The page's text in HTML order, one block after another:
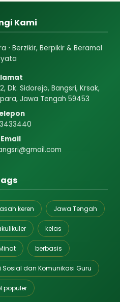
Kami
⋅ Berzikir, Berpikir & Beramal
Dk. Sidorejo, Bangsri, Krsak,
Jawa Tengah 59453
keren Jawa Tengah
kelas
berbasis
dan Komunikasi Guru
populer